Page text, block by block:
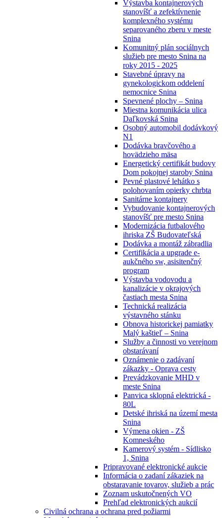
Výstavba kontajnerových
stanovíšť a zefektívnenie
komplexného systému
separovaného zberu v meste
Snina
Komunitný plán sociálnych
služieb pre mesto Snina na
roky 2015 - 2025
Stavebné úpravy na
gynekologickom oddelení
nemocnice Snina
Spevnené plochy – Snina
Miestna komunikácia ulica
Daľkovská Snina
Osobný automobil dodávkový
N1
Dodávka bravčového a
hovädzieho mäsa
Energetický certifikát budovy
Dom pokojnej staroby Snina
Pevné plastové lehátko s
polohovaním opierky chrbta
Sanitárne kontajnery
Vybudovanie kontajnerových
stanovíšť pre mesto Snina
Modernizácia futbalového
ihriska ZŠ Budovateľská
Dodávka a montáž zábradlia
Certifikácia a upgrade e-
aukčného sw, asisitenčný
program
Výstavba vodovodu a
kanalizácie v okrajových
častiach mesta Snina
Technická realizácia
výstavného stánku
Obnova historickej pamiatky
Malý kaštieľ – Snina
Služby a činnosti vo verejnom
obstarávaní
Oznámenie o zadávaní
zákazky - Oprava cesty
Prevádzkovanie MHD v
meste Snina
Panvica sklopná elektrická -
80L
Detské ihriská na území mesta
Snina
Výmena okien - ZŠ
Komneského
Kamerový systém - Sídlisko
1, Snina
Pripravované elektronické aukcie
Informácia o zadaní zákaziek na
obstaravanie tovarov, služieb a prác
Zoznam uskutočnených VO
Prehľad elektronických aukcií
Civilná ochrana a ochrana pred požiarmi